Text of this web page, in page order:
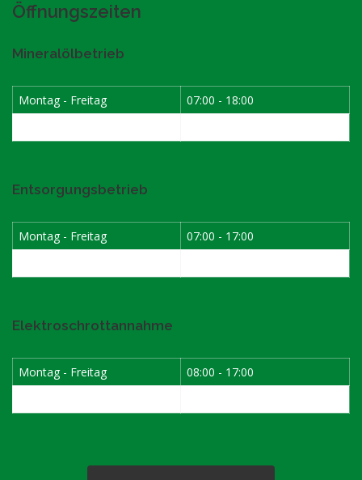
Öffnungszeiten
Mineralölbetrieb
Montag - Freitag
07:00 - 18:00
Entsorgungsbetrieb
Montag - Freitag
07:00 - 17:00
Elektroschrottannahme
Montag - Freitag
08:00 - 17:00